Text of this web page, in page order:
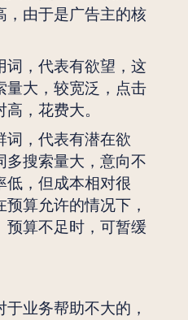
，由于是广告主的核
词，代表有欲望，这
量大，较宽泛，点击
，花费大。
词，代表有潜在欲
多搜索量大，意向不
低，但成本相对很
算允许的情况下，
预算不足时，可暂缓
业务帮助不大的，